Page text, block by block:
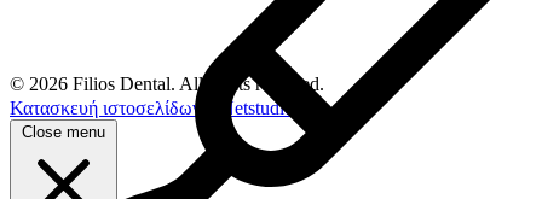
© 2026 Filios Dental. All rights reserved.
Κατασκευή ιστοσελίδων
Netstudio
Close menu